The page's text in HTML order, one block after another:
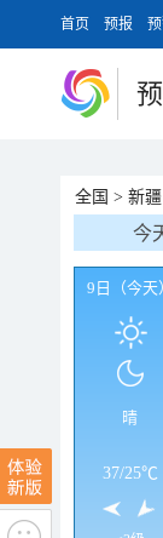
首页 预报
全国 > 新疆
今
9日（今天
晴
37/25℃